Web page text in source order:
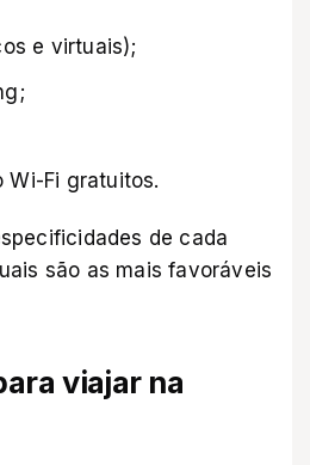
e virtuais);
Wi-Fi gratuitos.
de cada
são as mais favoráveis
viajar na